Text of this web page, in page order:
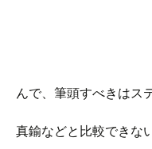
んで、筆頭すべきはス
真鍮などと比較できな